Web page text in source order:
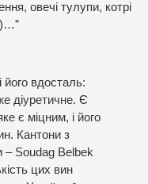
овечі тулупи, котрі
його вдосталь:
діуретичне. Є
є міцним, і його
Кантони з
– Soudag Belbek
цих вин